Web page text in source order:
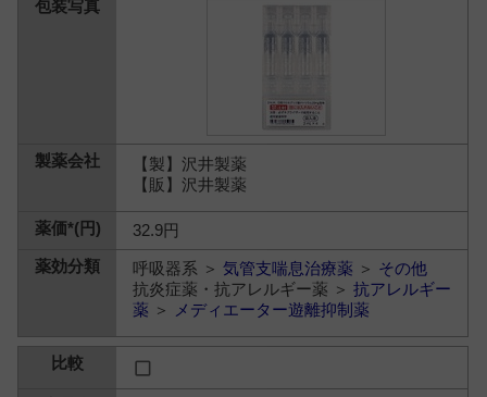
【製】沢井製薬
【販】沢井製薬
32.9円
呼吸器系 ＞気管支喘息治療薬 ＞ その他
抗炎症薬・抗アレルギー薬 ＞抗アレルギー
薬 ＞ メディエーター遊離抑制薬